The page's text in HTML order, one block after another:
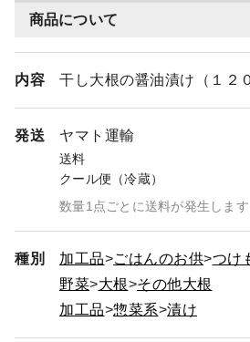
商品について
内容 干し大根の醤油漬け（１２
発送 ヤマト運輸
送料
クール便（冷蔵）
数量1点ごとに送料が発生します
種別 加工品 ごはんのお供 つけ
野菜
大根
その他大根
加工品
惣菜系 漬け